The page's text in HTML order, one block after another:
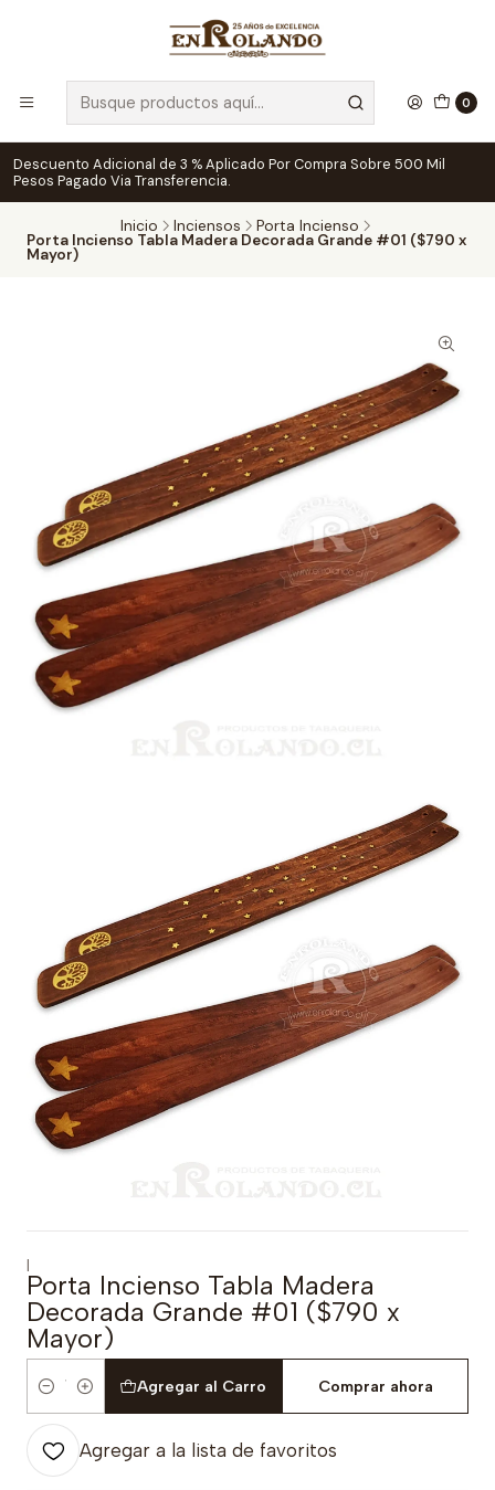
0
Descuento Adicional de 3 % Aplicado Por Compra Sobre 500 Mil
Pesos Pagado Via Transferencia.
Inicio Inciensos Porta Incienso
Porta Incienso Tabla Madera Decorada Grande #01 ($790 x
Mayor)
|
Porta Incienso Tabla Madera
Decorada Grande #01 ($790 x
Mayor)
Cantidad
Agregar al Carro Comprar ahora
Agregar a la lista de favoritos